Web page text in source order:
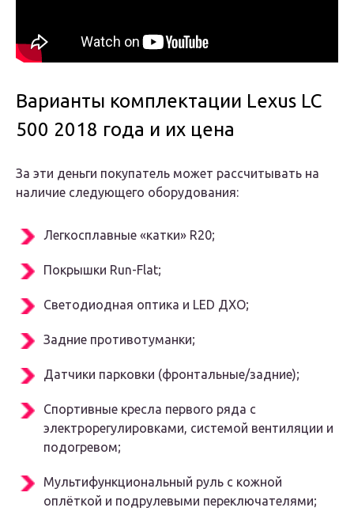
Варианты комплектации Lexus LC
500 2018 года и их цена
За эти деньги покупатель может рассчитывать на
наличие следующего оборудования:
Легкосплавные «катки» R20;
Покрышки Run-Flat;
Светодиодная оптика и LED ДХО;
Задние противотуманки;
Датчики парковки (фронтальные/задние);
Спортивные кресла первого ряда с
электрорегулировками, системой вентиляции и
подогревом;
Мультифункциональный руль с кожной
оплёткой и подрулевыми переключателями;